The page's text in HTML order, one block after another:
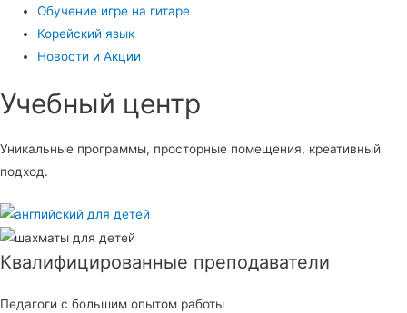
Обучение игре на гитаре
Корейский язык
Новости и Акции
Учебный центр​
Уникальные программы, просторные помещения, креативный
подход.
Квалифицированные преподаватели
Педагоги с большим опытом работы